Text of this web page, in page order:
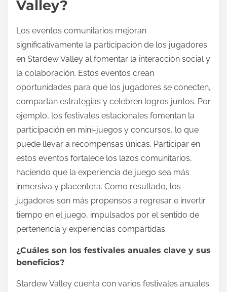
Valley?
Los eventos comunitarios mejoran
significativamente la participación de los jugadores
en Stardew Valley al fomentar la interacción social y
la colaboración. Estos eventos crean
oportunidades para que los jugadores se conecten,
compartan estrategias y celebren logros juntos. Por
ejemplo, los festivales estacionales fomentan la
participación en mini-juegos y concursos, lo que
puede llevar a recompensas únicas. Participar en
estos eventos fortalece los lazos comunitarios,
haciendo que la experiencia de juego sea más
inmersiva y placentera. Como resultado, los
jugadores son más propensos a regresar e invertir
tiempo en el juego, impulsados por el sentido de
pertenencia y experiencias compartidas.
¿Cuáles son los festivales anuales clave y sus
beneficios?
Stardew Valley cuenta con varios festivales anuales